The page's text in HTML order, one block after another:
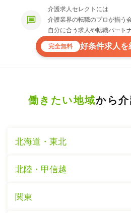
介護求人セレクトには
介護業界の転職のプロが揃う
自分に合う求人や転職パート
完全無料 好条件求人を
働きたい地域から
北海道・東北
北陸・甲信越
関東